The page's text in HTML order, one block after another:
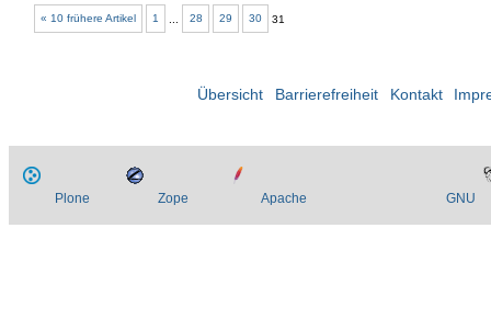
« 10 frühere Artikel 1 28 29 30 31
Übersicht Barrierefreiheit Kontakt
Plone Zope Apache GNU